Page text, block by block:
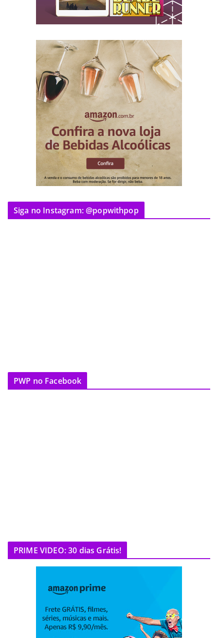
Siga no Instagram: @popwithpop
PWP no Facebook
PRIME VIDEO: 30 dias Grátis!